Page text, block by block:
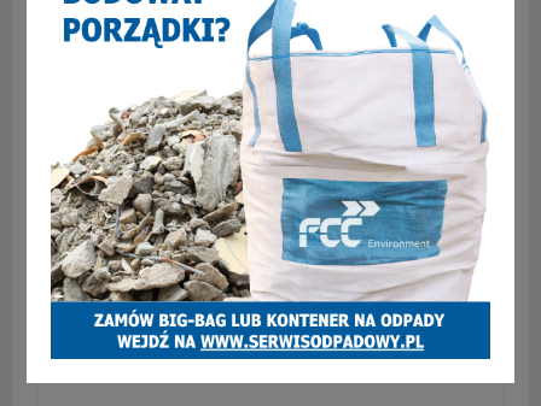
„Nie dokazuj!” – niezapomniany koncert z
największymi przebojami Marka Grechuty i Jana
Kantego Pawluśkiewicza
SKOMENTUJ